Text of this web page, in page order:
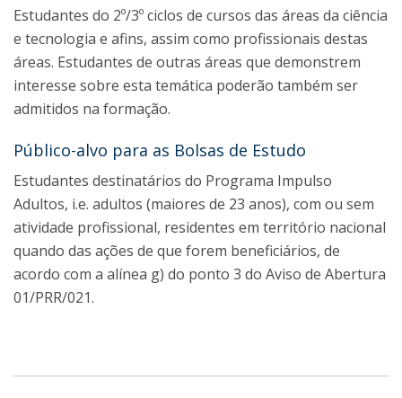
Estudantes do 2º/3º ciclos de cursos das áreas da ciência
e tecnologia e afins, assim como profissionais destas
áreas. Estudantes de outras áreas que demonstrem
interesse sobre esta temática poderão também ser
admitidos na formação.
Público-alvo para as Bolsas de Estudo
Estudantes destinatários do Programa Impulso
Adultos, i.e. adultos (maiores de 23 anos), com ou sem
atividade profissional, residentes em território nacional
quando das ações de que forem beneficiários, de
acordo com a alínea g) do ponto 3 do Aviso de Abertura
01/PRR/021.